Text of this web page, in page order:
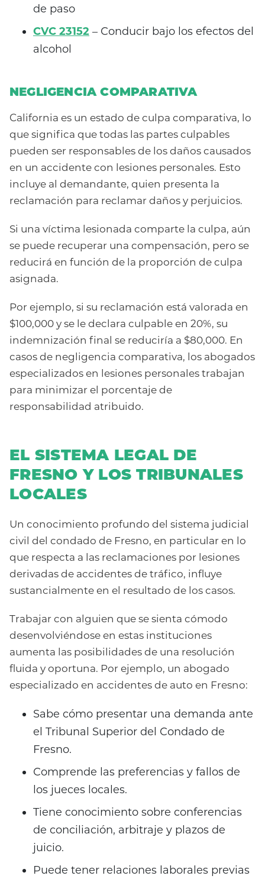
de paso
CVC 23152 – Conducir bajo los efectos del
alcohol
NEGLIGENCIA COMPARATIVA
California es un estado de culpa comparativa, lo
que significa que todas las partes culpables
pueden ser responsables de los daños causados
en un accidente con lesiones personales. Esto
incluye al demandante, quien presenta la
reclamación para reclamar daños y perjuicios.
Si una víctima lesionada comparte la culpa, aún
se puede recuperar una compensación, pero se
reducirá en función de la proporción de culpa
asignada.
Por ejemplo, si su reclamación está valorada en
$100,000 y se le declara culpable en 20%, su
indemnización final se reduciría a $80,000. En
casos de negligencia comparativa, los abogados
especializados en lesiones personales trabajan
para minimizar el porcentaje de
responsabilidad atribuido.
EL SISTEMA LEGAL DE
FRESNO Y LOS TRIBUNALES
LOCALES
Un conocimiento profundo del sistema judicial
civil del condado de Fresno, en particular en lo
que respecta a las reclamaciones por lesiones
derivadas de accidentes de tráfico, influye
sustancialmente en el resultado de los casos.
Trabajar con alguien que se sienta cómodo
desenvolviéndose en estas instituciones
aumenta las posibilidades de una resolución
fluida y oportuna. Por ejemplo, un abogado
especializado en accidentes de auto en Fresno:
Sabe cómo presentar una demanda ante
el Tribunal Superior del Condado de
Fresno.
Comprende las preferencias y fallos de
los jueces locales.
Tiene conocimiento sobre conferencias
de conciliación, arbitraje y plazos de
juicio.
Puede tener relaciones laborales previas